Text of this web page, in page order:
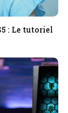
: Le tutoriel